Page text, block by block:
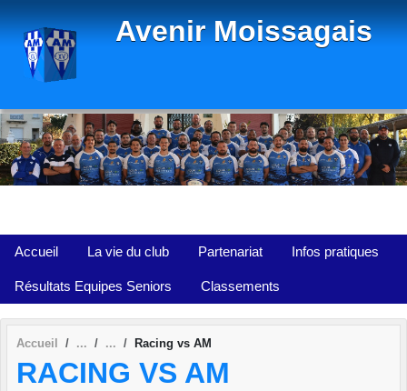
Avenir Moissagais
Accueil La vie du club Partenariat Infos pratiques
Résultats Equipes Seniors Classements
Accueil Racing vs AM
RACING VS AM